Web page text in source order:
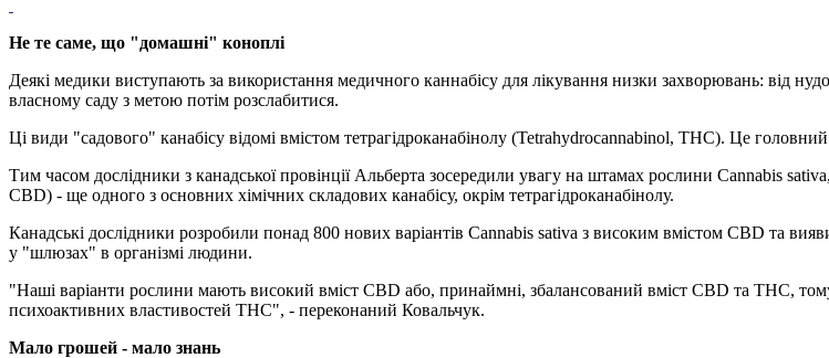
Не те саме, що "домашні" коноплі
Деякі медики виступають за використання медичного каннабісу для лікування низки захворювань: від
власному саду з метою потім розслабитися.
Ці види "садового" канабісу відомі вмістом тетрагідроканабінолу (Tetrahydrocannabinol, THC). Це
Тим часом дослідники з канадської провінції Альберта зосередили увагу на штамах рослини Cannabis
CBD) - ще одного з основних хімічних складових канабісу, окрім тетрагідроканабінолу.
Канадські дослідники розробили понад 800 нових варіантів Cannabis sativa з високим вмістом CBD та
у "шлюзах" в організмі людини.
"Наші варіанти рослини мають високий вміст CBD або, принаймні, збалансований вміст CBD та THC,
психоактивних властивостей THC", - переконаний Ковальчук.
Мало грошей - мало знань